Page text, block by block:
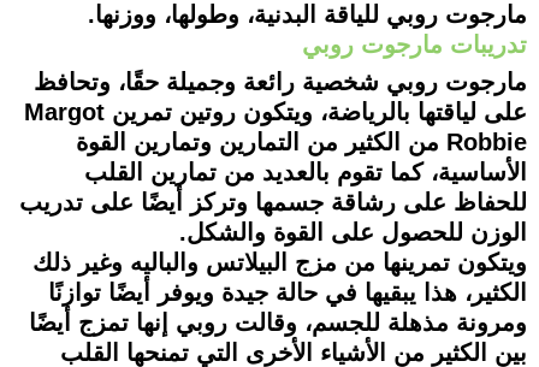
مارجوت روبي للياقة البدنية، وطولها، ووزنها.
تدريبات مارجوت روبي
مارجوت روبي شخصية رائعة وجميلة حقًا، وتحافظ
على لياقتها بالرياضة، ويتكون روتين تمرين Margot
Robbie من الكثير من التمارين وتمارين القوة
الأساسية، كما تقوم بالعديد من تمارين القلب
للحفاظ على رشاقة جسمها وتركز أيضًا على تدريب
الوزن للحصول على القوة والشكل.
ويتكون تمرينها من مزج البيلاتس والباليه وغير ذلك
الكثير، هذا يبقيها في حالة جيدة ويوفر أيضًا توازنًا
ومرونة مذهلة للجسم، وقالت روبي إنها تمزج أيضًا
بين الكثير من الأشياء الأخرى التي تمنحها القلب